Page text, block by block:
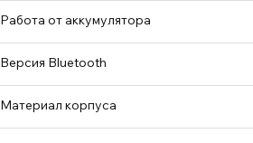
динамические
Работа от аккумулятора
Более 15 ч.
Версия Bluetooth
5.0
Материал корпуса